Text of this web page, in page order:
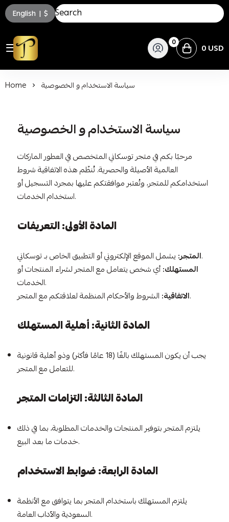
English | $
توسكاني للعطور
0 0 USD
Home سياسة الاستخدام و الخصوصية
سياسة الاستخدام و الخصوصية
مرحبًا بكم في متجر توسكاني المتخصص في العطور الماركات
العالمية الأصيلة والحصرية. تُنظّم هذه الاتفاقية شروط
استخدامكم للمتجر، وتُعتبر موافقتكم عليها بمجرد التسجيل أو
استخدام الخدمات.
المادة الأولى: التعريفات
المتجر:يشمل الموقع الإلكتروني أو التطبيق الخاص بـ توسكاني.
المستهلك:أي شخص يتعامل مع المتجر لشراء المنتجات أو
الخدمات.
الاتفاقية:الشروط والأحكام المنظمة لعلاقتكم مع المتجر.
المادة الثانية: أهلية المستهلك
يجب أن يكون المستهلك بالغًا (18 عامًا فأكثر) وذو أهلية قانونية
للتعامل مع المتجر.
المادة الثالثة: التزامات المتجر
يلتزم المتجر بتوفير المنتجات والخدمات المطلوبة، بما في ذلك
خدمات ما بعد البيع.
المادة الرابعة: ضوابط الاستخدام
يلتزم المستهلك باستخدام المتجر بما يتوافق مع الأنظمة
السعودية والآداب العامة.